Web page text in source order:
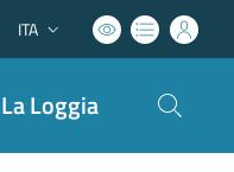
Lingua attiva:
ITA
Loggia